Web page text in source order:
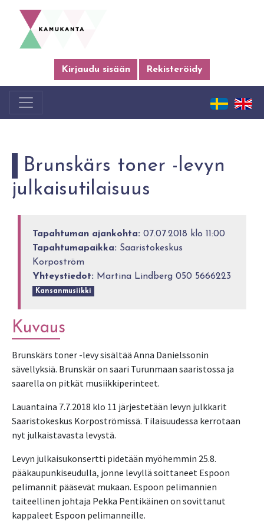
Kirjaudu sisään Rekisteröidy
Brunskärs toner -levyn
julkaisutilaisuus
Tapahtuman ajankohta: 07.07.2018 klo 11:00
Tapahtumapaikka: Saaristokeskus
Korpoström
Yhteystiedot: Martina Lindberg 050 5666223
Kansanmusiikki
Kuvaus
Brunskärs toner -levy sisältää Anna Danielssonin
sävellyksiä. Brunskär on saari Turunmaan saaristossa ja
saarella on pitkät musiikkiperinteet.
Lauantaina 7.7.2018 klo 11 järjestetään levyn julkkarit
Saaristokeskus Korpoströmissä. Tilaisuudessa kerrotaan
nyt julkaistavasta levystä.
Levyn julkaisukonsertti pidetään myöhemmin 25.8.
pääkaupunkiseudulla, jonne levyllä soittaneet Espoon
pelimannit pääsevät mukaan. Espoon pelimannien
taiteellinen johtaja Pekka Pentikäinen on sovittanut
kappaleet Espoon pelimanneille.